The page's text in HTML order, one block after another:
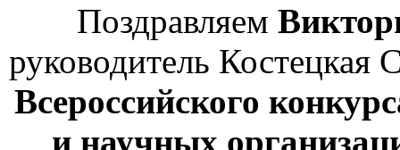
Поздравляем
руководитель
Всероссийского
и научных